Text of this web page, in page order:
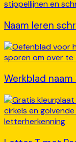
Naam leren
Werkblad